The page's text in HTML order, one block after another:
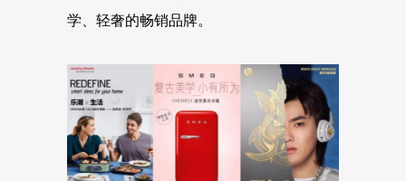
学、轻奢的畅销品牌。